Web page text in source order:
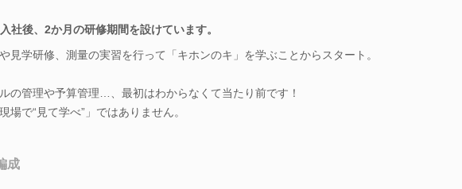
社後、2か月の研修期間を設けています。
見学研修、測量の実習を行って「キホンのキ」を学ぶことからスタート。
の管理や予算管理…、最初はわからなくて当たり前です！
場で“見て学べ”」ではありません。
成